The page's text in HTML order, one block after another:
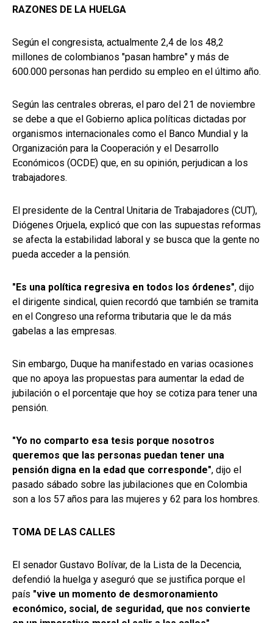
RAZONES DE LA HUELGA
Según el congresista, actualmente 2,4 de los 48,2
millones de colombianos "pasan hambre" y más de
600.000 personas han perdido su empleo en el último año.
Según las centrales obreras, el paro del 21 de noviembre
se debe a que el Gobierno aplica políticas dictadas por
organismos internacionales como el Banco Mundial y la
Organización para la Cooperación y el Desarrollo
Económicos (OCDE) que, en su opinión, perjudican a los
trabajadores.
El presidente de la Central Unitaria de Trabajadores (CUT),
Diógenes Orjuela, explicó que con las supuestas reformas
se afecta la estabilidad laboral y se busca que la gente no
pueda acceder a la pensión.
"Es una política regresiva en todos los órdenes", dijo
el dirigente sindical, quien recordó que también se tramita
en el Congreso una reforma tributaria que le da más
gabelas a las empresas.
Sin embargo, Duque ha manifestado en varias ocasiones
que no apoya las propuestas para aumentar la edad de
jubilación o el porcentaje que hoy se cotiza para tener una
pensión.
"Yo no comparto esa tesis porque nosotros
queremos que las personas puedan tener una
pensión digna en la edad que corresponde", dijo el
pasado sábado sobre las jubilaciones que en Colombia
son a los 57 años para las mujeres y 62 para los hombres.
TOMA DE LAS CALLES
El senador Gustavo Bolívar, de la Lista de la Decencia,
defendió la huelga y aseguró que se justifica porque el
país "vive un momento de desmoronamiento
económico, social, de seguridad, que nos convierte